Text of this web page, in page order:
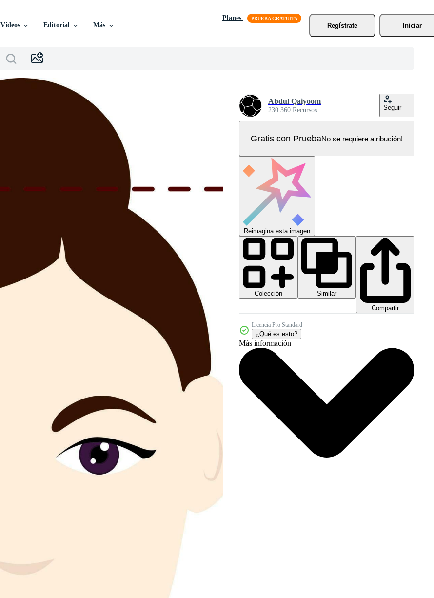
Vídeos Editorial Más
Planes
Regístrate
Iniciar
Abdul Qaiyoom
230.360 Recursos Seguir
Gratis con PruebaNo se requiere atribución!
Reimagina esta imagen
Colección
Similar
Compartir
Licencia Pro Standard
¿Qué es esto?
Más información